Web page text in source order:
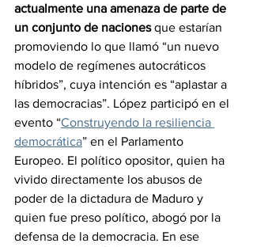
actualmente una amenaza de parte de
un conjunto de naciones que estarían
promoviendo lo que llamó “un nuevo
modelo de regímenes autocráticos
híbridos”, cuya intención es “aplastar a
las democracias”. López participó en el
evento “Construyendo la resiliencia
democrática” en el Parlamento
Europeo. El político opositor, quien ha
vivido directamente los abusos de
poder de la dictadura de Maduro y
quien fue preso político, abogó por la
defensa de la democracia. En ese